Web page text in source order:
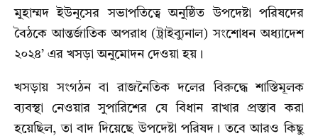
মুহাম্মদ ইউনূসের সভাপতিত্বে অনুষ্ঠিত উপদেষ্টা পরিষদের
বৈঠকে আন্তর্জাতিক অপরাধ (ট্রাইব্যুনাল) সংশোধন অধ্যাদেশ
২০২৪’ এর খসড়া অনুমোদন দেওয়া হয়।
খসড়ায় সংগঠন বা রাজনৈতিক দলের বিরুদ্ধে শাস্তিমূলক
ব্যবস্থা নেওয়ার সুপারিশের যে বিধান রাখার প্রস্তাব করা
হয়েছিল, তা বাদ দিয়েছে উপদেষ্টা পরিষদ। তবে আরও কিছু